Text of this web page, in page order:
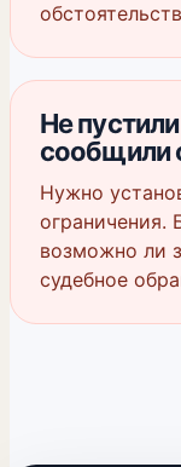
Не
сообщили
Нужно
ограничения.
возможно ли
судебное